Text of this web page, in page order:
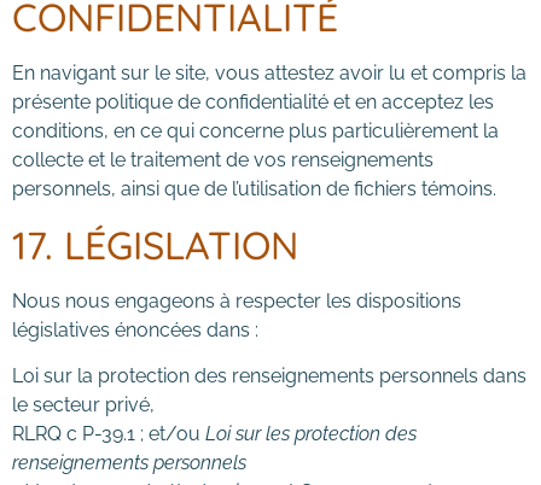
CONFIDENTIALITÉ
En navigant sur le site, vous attestez avoir lu et compris la
présente politique de confidentialité et en acceptez les
conditions, en ce qui concerne plus particulièrement la
collecte et le traitement de vos renseignements
personnels, ainsi que de l’utilisation de fichiers témoins.
17. LÉGISLATION
Nous nous engageons à respecter les dispositions
législatives énoncées dans :
Loi sur la protection des renseignements personnels dans
le secteur privé,
RLRQ c P-39.1 ; et/ou Loi sur les protection des
renseignements personnels